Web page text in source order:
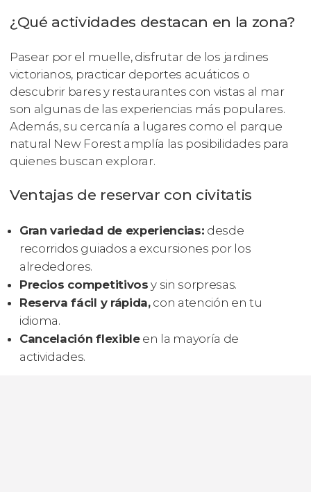
¿Qué actividades destacan en la zona?
Pasear por el muelle, disfrutar de los jardines
victorianos, practicar deportes acuáticos o
descubrir bares y restaurantes con vistas al mar
son algunas de las experiencias más populares.
Además, su cercanía a lugares como el parque
natural New Forest amplía las posibilidades para
quienes buscan explorar.
Ventajas de reservar con civitatis
Gran variedad de experiencias: desde
recorridos guiados a excursiones por los
alrededores.
Precios competitivos y sin sorpresas.
Reserva fácil y rápida,con atención en tu
idioma.
Cancelación flexibleen la mayoría de
actividades.